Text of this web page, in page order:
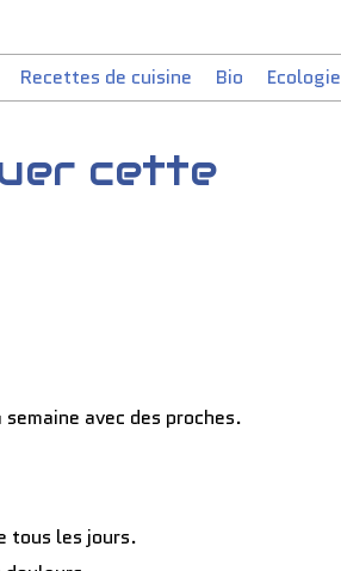
Recettes de cuisine Bio Ecologie
cette
avec des proches.
tous les jours.